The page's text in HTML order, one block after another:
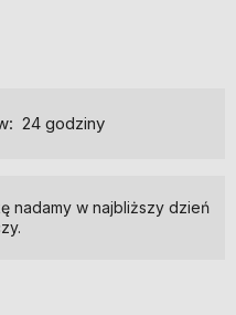
List polecony ekonomiczny
nadamy w najbliższy dzień